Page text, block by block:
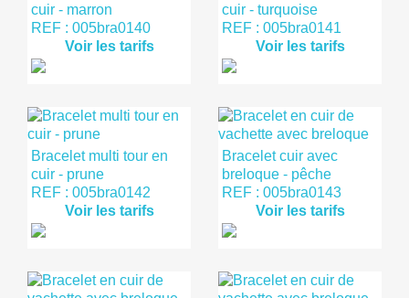
cuir - marron
REF : 005bra0140
Voir les tarifs
cuir - turquoise
REF : 005bra0141
Voir les tarifs
Bracelet multi tour en
cuir - prune
REF : 005bra0142
Voir les tarifs
Bracelet cuir avec
breloque - pêche
REF : 005bra0143
Voir les tarifs